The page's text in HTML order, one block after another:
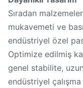
Sıradan
mukavemeti ve
endüstriyel özel
Optimize edilmiş
genel stabilite,
endüstriyel